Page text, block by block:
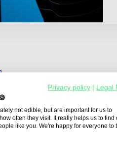
Privacy policy
Legal
not edible, but are important for us to
often they visit. It really helps us to find
like you. We're happy for everyone to